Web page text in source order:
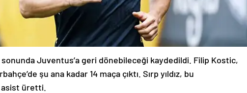
Juventus’a geri dönebileceği kaydedildi. Filip Kostic,
şu ana kadar 14 maça çıktı. Sırp yıldız, bu
asist üretti.